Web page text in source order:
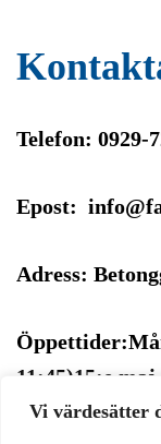
Vi värdesätter
Telefon: 0929-
Epost:
Adress:
11:45)15:e